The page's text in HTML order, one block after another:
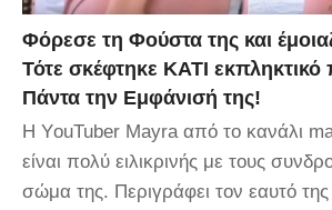
Φόρεσε τη Φούστα της και
Τότε σκέφτηκε ΚΑΤΙ εκπληκτικό
Πάντα την Εμφάνισή της!
H ΥouTuber Mayra από το κανάλι
είναι πολύ ειλικρινής με τους
σώμα της. Περιγράφει τον εαυτό